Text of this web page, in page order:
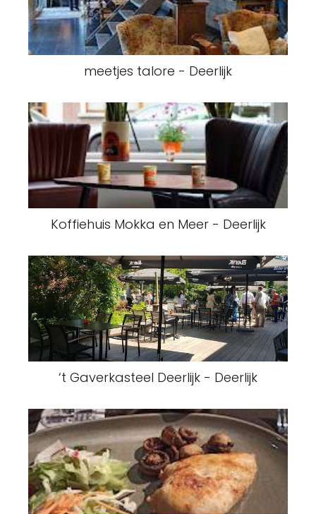
meetjes talore - Deerlijk
Koffiehuis Mokka en Meer - Deerlijk
‘t Gaverkasteel Deerlijk - Deerlijk